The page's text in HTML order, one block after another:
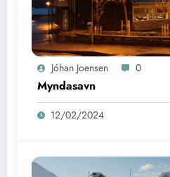
Jóhan Joensen 0
Myndasavn
12/02/2024